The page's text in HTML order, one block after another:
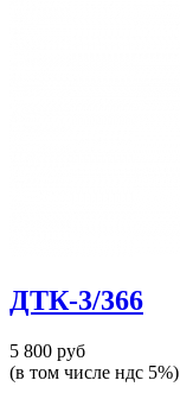
ДТК-3/366
5 800 руб
(в том числе ндс 5%)